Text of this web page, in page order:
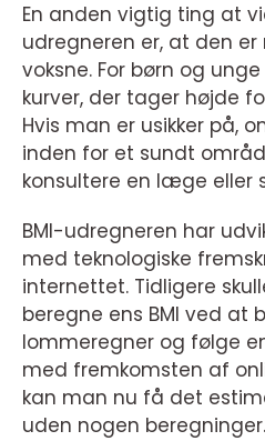
En anden vigtig ting at
udregneren er, at den
voksne. For børn og
kurver, der tager højde
Hvis man er usikker på,
inden for et sundt
konsultere en læge eller
BMI-udregneren har
med teknologiske
internettet. Tidligere
beregne ens BMI ved at
lommeregner og følge
med fremkomsten af
kan man nu få det
uden nogen beregninger.